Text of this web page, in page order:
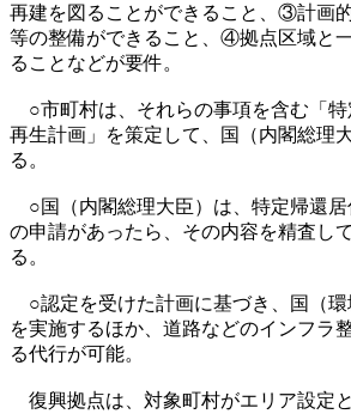
再建を図ることができること、③計画
等の整備ができること、④拠点区域と
ることなどが要件。
○市町村は、それらの事項を含む「
再生計画」を策定して、国（内閣総理
る。
○国（内閣総理大臣）は、特定帰還
の申請があったら、その内容を精査し
る。
○認定を受けた計画に基づき、国（環
を実施するほか、道路などのインフラ
る代行が可能。
復興拠点は、対象町村がエリア設定